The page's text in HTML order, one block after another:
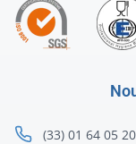
(33) 01 64 05